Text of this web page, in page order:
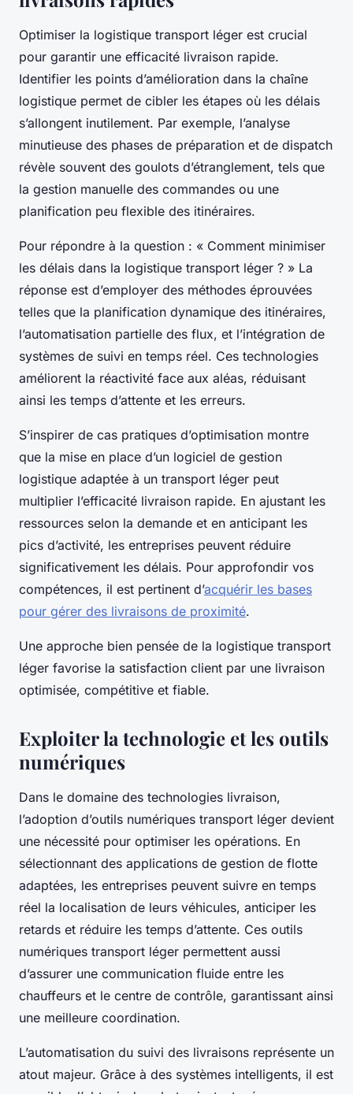
Optimiser la logistique transport léger est crucial
pour garantir une efficacité livraison rapide.
Identifier les points d’amélioration dans la chaîne
logistique permet de cibler les étapes où les délais
s’allongent inutilement. Par exemple, l’analyse
minutieuse des phases de préparation et de dispatch
révèle souvent des goulots d’étranglement, tels que
la gestion manuelle des commandes ou une
planification peu flexible des itinéraires.
Pour répondre à la question : « Comment minimiser
les délais dans la logistique transport léger ? » La
réponse est d’employer des méthodes éprouvées
telles que la planification dynamique des itinéraires,
l’automatisation partielle des flux, et l’intégration de
systèmes de suivi en temps réel. Ces technologies
améliorent la réactivité face aux aléas, réduisant
ainsi les temps d’attente et les erreurs.
S’inspirer de cas pratiques d’optimisation montre
que la mise en place d’un logiciel de gestion
logistique adaptée à un transport léger peut
multiplier l’efficacité livraison rapide. En ajustant les
ressources selon la demande et en anticipant les
pics d’activité, les entreprises peuvent réduire
significativement les délais. Pour approfondir vos
compétences, il est pertinent d’acquérir les bases
pour gérer des livraisons de proximité.
Une approche bien pensée de la logistique transport
léger favorise la satisfaction client par une livraison
optimisée, compétitive et fiable.
Exploiter la technologie et les outils
numériques
Dans le domaine des technologies livraison,
l’adoption d’outils numériques transport léger devient
une nécessité pour optimiser les opérations. En
sélectionnant des applications de gestion de flotte
adaptées, les entreprises peuvent suivre en temps
réel la localisation de leurs véhicules, anticiper les
retards et réduire les temps d’attente. Ces outils
numériques transport léger permettent aussi
d’assurer une communication fluide entre les
chauffeurs et le centre de contrôle, garantissant ainsi
une meilleure coordination.
L’automatisation du suivi des livraisons représente un
atout majeur. Grâce à des systèmes intelligents, il est